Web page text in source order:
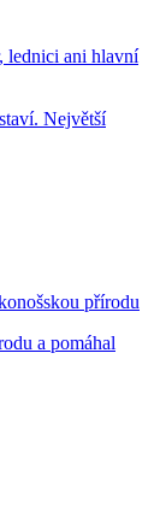
lednici ani hlavní
Největší
přírodu
a pomáhal